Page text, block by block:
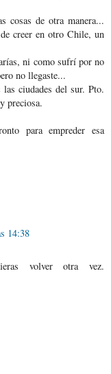
cosas de otra manera...
creer en otro Chile, un
ni como sufrí por no
no llegaste...
ciudades del sur. Pto.
preciosa.
para empreder esa
14:38
volver otra vez.